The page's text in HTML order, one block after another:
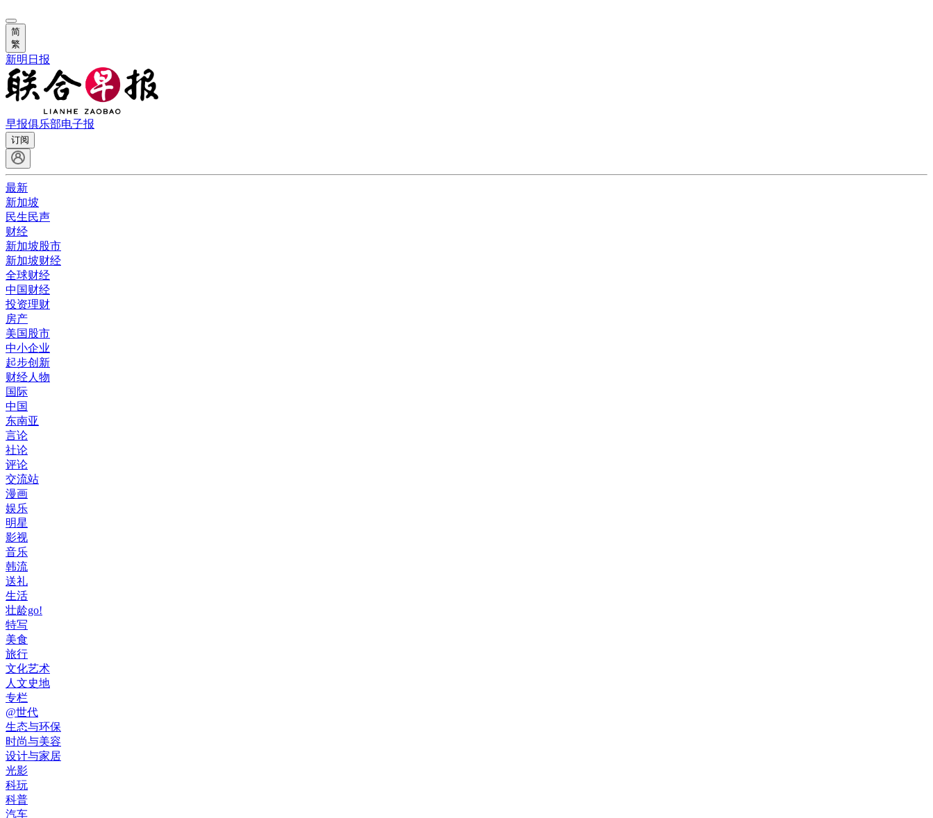
简
繁
新明日报
早报俱乐部电子报
订阅
最新
新加坡
民生民声
财经
新加坡股市
新加坡财经
全球财经
中国财经
投资理财
房产
美国股市
中小企业
起步创新
财经人物
国际
中国
东南亚
言论
社论
评论
交流站
漫画
娱乐
明星
影视
音乐
韩流
送礼
生活
壮龄go!
特写
美食
旅行
文化艺术
人文史地
专栏
@世代
生态与环保
时尚与美容
设计与家居
光影
科玩
科普
汽车